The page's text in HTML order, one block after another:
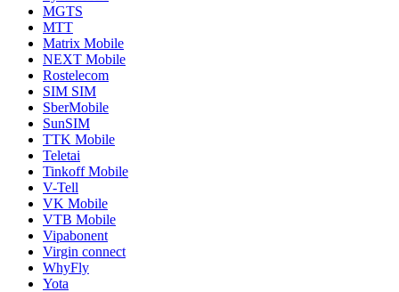
MGTS
MTT
Matrix Mobile
NEXT Mobile
Rostelecom
SIM SIM
SberMobile
SunSIM
TTK Mobile
Teletai
Tinkoff Mobile
V-Tell
VK Mobile
VTB Mobile
Vipabonent
Virgin connect
WhyFly
Yota